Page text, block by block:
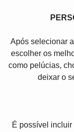
Após selecionar
escolher os
como pelúcias,
deixar o
É possível